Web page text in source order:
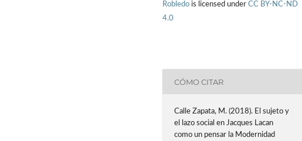
Robledo is licensed under CC BY-NC-ND
4.0
CÓMO CITAR
Calle Zapata, M. (2018). El sujeto y
el lazo social en Jacques Lacan
como un pensar la Modernidad